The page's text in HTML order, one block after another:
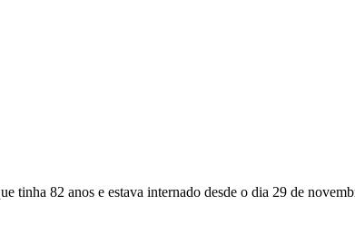
82 anos e estava internado desde o dia 29 de